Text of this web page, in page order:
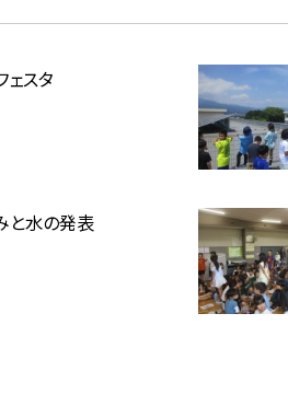
ェスタ
水の発表